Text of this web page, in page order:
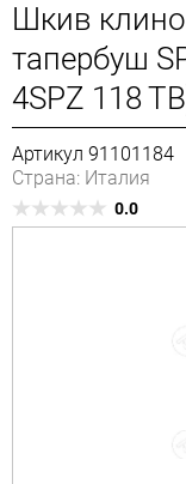
Шкив
тапербуш
4SPZ 118
Артикул 91101184
Страна: Италия
0.0